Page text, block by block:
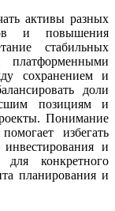
активы разных
и повышения
стабильных
платформенными
сохранением и
доли
позициям и
Понимание
избегать
и
конкретного
планирования и